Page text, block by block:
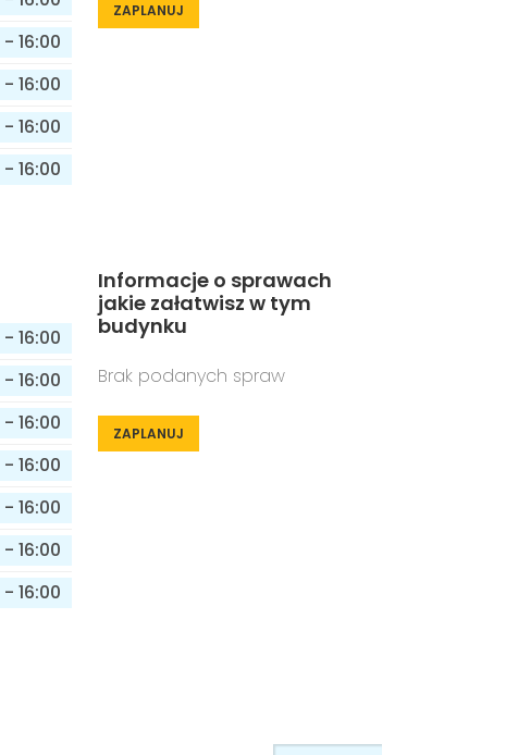
- 16:00
- 16:00
- 16:00
- 16:00
ZAPLANUJ
- 16:00
- 16:00
- 16:00
- 16:00
- 16:00
- 16:00
- 16:00
Informacje o sprawach
jakie załatwisz w tym
budynku
Brak podanych spraw
ZAPLANUJ